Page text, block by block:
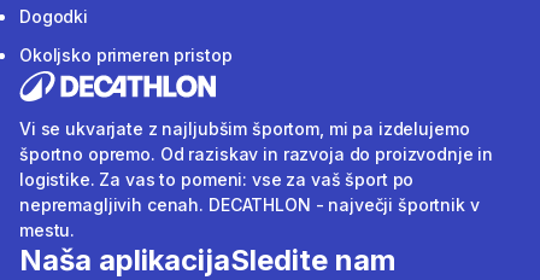
Dogodki
Okoljsko primeren pristop
Vi se ukvarjate z najljubšim športom, mi pa izdelujemo
športno opremo. Od raziskav in razvoja do proizvodnje in
logistike. Za vas to pomeni: vse za vaš šport po
nepremagljivih cenah. DECATHLON - največji športnik v
mestu.
Naša aplikacijaSledite nam